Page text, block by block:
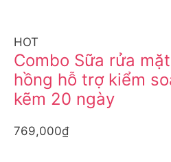
HOT
Combo Sữa rửa
hồng hỗ trợ kiểm
kẽm 20 ngày
769,000₫